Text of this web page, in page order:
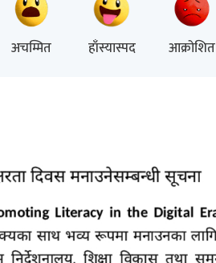
अचम्मित हाँस्यास्पद आक्रोशित